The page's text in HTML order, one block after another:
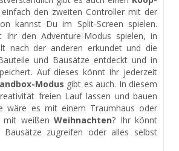
einfach den zweiten Controller mit der
kannst Du im Split-Screen spielen.
Ihr den Adventure-Modus spielen, in
nach der anderen erkundet und die
und Bausätze entdeckt und in
Auf dieses könnt Ihr jederzeit
Modus gibt es auch. In diesem
freien Lauf lassen und bauen
wäre es mit einem Traumhaus oder
mit weißenWeihnachten? Ihr könnt
zugreifen oder alles selbst